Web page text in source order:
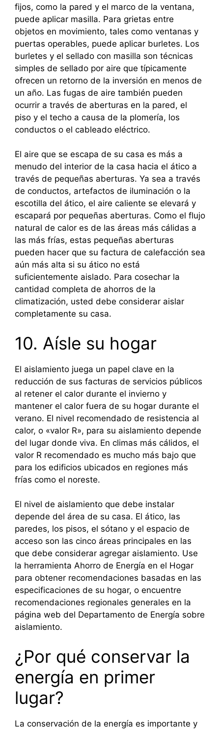
fijos, como la pared y el marco de la ventana,
puede aplicar masilla. Para grietas entre
objetos en movimiento, tales como ventanas y
puertas operables, puede aplicar burletes. Los
burletes y el sellado con masilla son técnicas
simples de sellado por aire que típicamente
ofrecen un retorno de la inversión en menos de
un año. Las fugas de aire también pueden
ocurrir a través de aberturas en la pared, el
piso y el techo a causa de la plomería, los
conductos o el cableado eléctrico.
El aire que se escapa de su casa es más a
menudo del interior de la casa hacia el ático a
través de pequeñas aberturas. Ya sea a través
de conductos, artefactos de iluminación o la
escotilla del ático, el aire caliente se elevará y
escapará por pequeñas aberturas. Como el flujo
natural de calor es de las áreas más cálidas a
las más frías, estas pequeñas aberturas
pueden hacer que su factura de calefacción sea
aún más alta si su ático no está
suficientemente aislado. Para cosechar la
cantidad completa de ahorros de la
climatización, usted debe considerar aislar
completamente su casa.
10. Aísle su hogar
El aislamiento juega un papel clave en la
reducción de sus facturas de servicios públicos
al retener el calor durante el invierno y
mantener el calor fuera de su hogar durante el
verano. El nivel recomendado de resistencia al
calor, o «valor R», para su aislamiento depende
del lugar donde viva. En climas más cálidos, el
valor R recomendado es mucho más bajo que
para los edificios ubicados en regiones más
frías como el noreste.
El nivel de aislamiento que debe instalar
depende del área de su casa. El ático, las
paredes, los pisos, el sótano y el espacio de
acceso son las cinco áreas principales en las
que debe considerar agregar aislamiento. Use
la herramienta Ahorro de Energía en el Hogar
para obtener recomendaciones basadas en las
especificaciones de su hogar, o encuentre
recomendaciones regionales generales en la
página web del Departamento de Energía sobre
aislamiento.
¿Por qué conservar la
energía en primer
lugar?
La conservación de la energía es importante y